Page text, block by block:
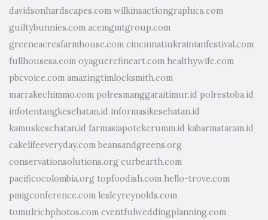
davidsonhardscapes.com wilkinsactiongraphics.com
guiltybunnies.com acemgmtgroup.com
greeneacresfarmhouse.com cincinnatiukrainianfestival.com
fullhousesa.com oyaguerefineart.com healthywife.com
pbcvoice.com amazingtimlocksmith.com
marrakechimmo.com polresmanggaraitimur.id polrestoba.id
infotentangkesehatan.id informasikesehatan.id
kamuskesehatan.id farmasiapotekerumm.id kabarmataram.id
cakelifeeveryday.com beansandgreens.org
conservationsolutions.org curbearth.com
pacificocolombia.org topfoodish.com hello-trove.com
pmigconference.com lesleyreynolds.com
tomulrichphotos.com eventfulweddingplanning.com